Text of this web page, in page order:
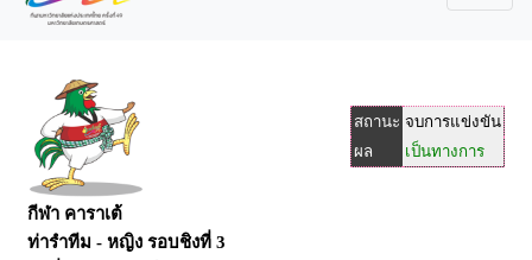
สถานะ จบการแข่งขัน
ผล
เป็นทางการ
กีฬา คาราเต้
ท่ารำทีม - หญิง รอบชิงที่ 3